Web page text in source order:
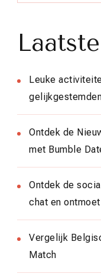
Leuke
Ontdek de
met Bumble
Ontdek de
chat en
Vergelijk
Match